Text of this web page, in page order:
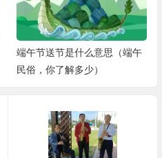
端午节送节是什么意思（端午
民俗，你了解多少）